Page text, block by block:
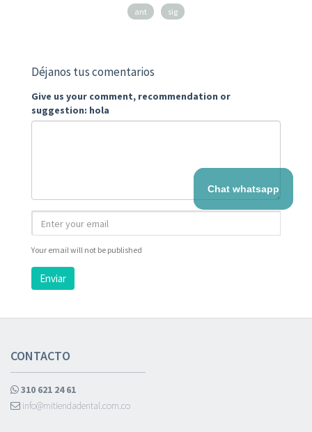
ant sig
Déjanos tus comentarios
Give us your comment, recommendation or
suggestion: hola
Your email will not be published
Enviar
CONTACTO
310 621 24 61
info@mitiendadental.com.co
Chat whatsapp